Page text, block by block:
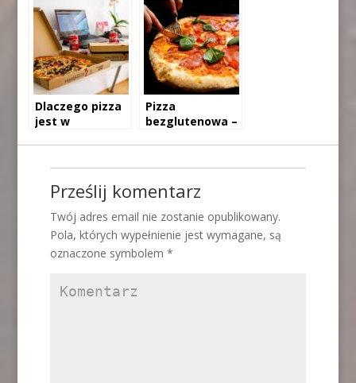
włoska pizza.
Czy winną jest
królowa
Margherita?
Dlaczego pizza
jest w
Sprawdzamy!
Pizza
bezglutenowa –
smaczną pizzę
Prześlij komentarz
Twój adres email nie zostanie opublikowany.
Pola, których wypełnienie jest wymagane, są
oznaczone symbolem *